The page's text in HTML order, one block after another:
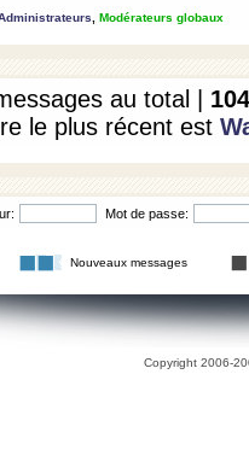
Modérateurs globaux
au total | 104
le plus récent est
Mot de passe:
Nouveaux messages
Copyright 2006-